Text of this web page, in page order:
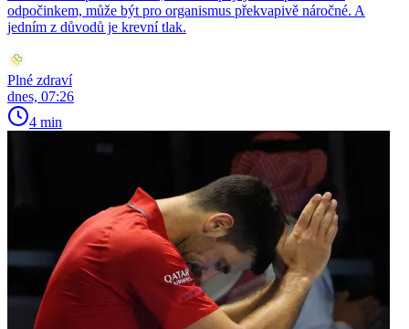
odpočinkem, může být pro organismus překvapivě náročné. A
jedním z důvodů je krevní tlak.
Plné zdraví
dnes, 07:26
4 min